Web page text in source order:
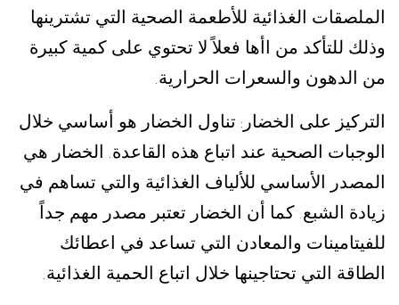
الملصقات الغذائية للأطعمة الصحية التي تشترينها
وذلك للتأكد من اأها فعلاً لا تحتوي على كمية كبيرة
من الدهون والسعرات الحرارية.
التركيز على الخضار : تناول الخضار هو أساسي خلال
الوجبات الصحية عند اتباع هذه القاعدة.
الخضار هي
المصدر الأساسي للألياف الغذائية والتي تساهم في
زيادة الشبع. كما أن الخضار تعتبر مصدر مهم جداً
للفيتامينات والمعادن التي تساعد في اعطائك
الطاقة التي تحتاجينها خلال اتباع الحمية الغذائية.